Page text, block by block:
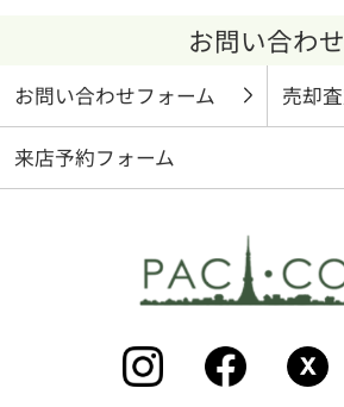
お問い合わせ
お問い合わせフォーム 売却
来店予約フォーム